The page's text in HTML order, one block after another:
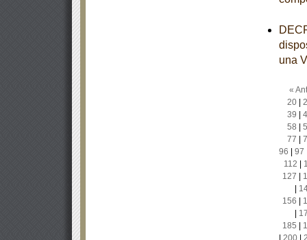
una
«
20|
39
58
77
96
97
112
127
156
185
200|